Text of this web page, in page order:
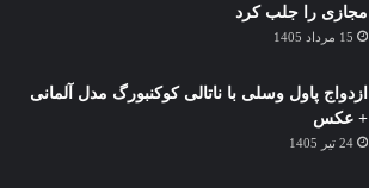
مجازی را جلب کرد
15 مرداد 1405
ازدواج پاول وسلی با ناتالی کوکنبورگ مدل آلمانی
+ عکس
24 تیر 1405